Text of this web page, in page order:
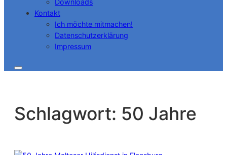
Downloads
Kontakt
Ich möchte mitmachen!
Datenschutzerklärung
Impressum
Schlagwort: 50 Jahre